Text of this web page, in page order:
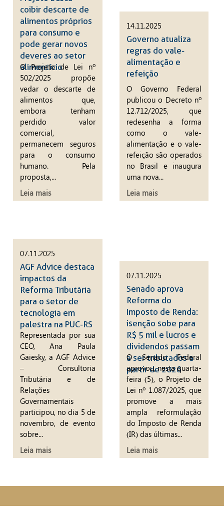
coibir descarte de
alimentos próprios
para consumo e
pode gerar novos
deveres ao setor
alimentício
O Projeto de Lei nº
502/2025 propõe
vedar o descarte de
alimentos que,
embora tenham
perdido valor
comercial,
permanecem seguros
para o consumo
humano. Pela
proposta,...
Leia mais
14.11.2025
Governo atualiza
regras do vale-
alimentação e
refeição
O Governo Federal
publicou o Decreto nº
12.712/2025, que
redesenha a forma
como o vale-
alimentação e o vale-
refeição são operados
no Brasil e inaugura
uma nova...
Leia mais
07.11.2025
AGF Advice destaca
impactos da
Reforma Tributária
para o setor de
tecnologia em
palestra na PUC-RS
Representada por sua
CEO, Ana Paula
Gaiesky, a AGF Advice
– Consultoria
Tributária e de
Relações
Governamentais
participou, no dia 5 de
novembro, de evento
sobre...
Leia mais
07.11.2025
Senado aprova
Reforma do
Imposto de Renda:
isenção sobe para
R$ 5 mil e lucros e
dividendos passam
a ser tributados a
partir de 2026
O Senado Federal
aprovou, nesta quarta-
feira (5), o Projeto de
Lei nº 1.087/2025, que
promove a mais
ampla reformulação
do Imposto de Renda
(IR) das últimas...
Leia mais